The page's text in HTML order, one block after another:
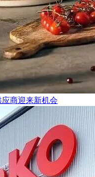
应商迎来新机会